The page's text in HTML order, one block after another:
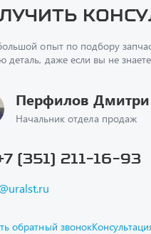
опыт по подбору
деталь, даже если вы не
Перфилов
Начальник отдела продаж
(351) 211-16-93
обратный звонок